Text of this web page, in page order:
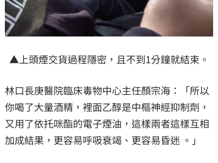
▲上頭煙交貨過程隱密，且不到1分鐘就結束。
林口長庚醫院臨床毒物中心主任顏宗海：「所以
你喝了大量酒精，裡面乙醇是中樞神經抑制劑，
又用了依托咪酯的電子煙油，這樣兩者這樣互相
加成結果，更容易呼吸衰竭、更容易昏迷 。」